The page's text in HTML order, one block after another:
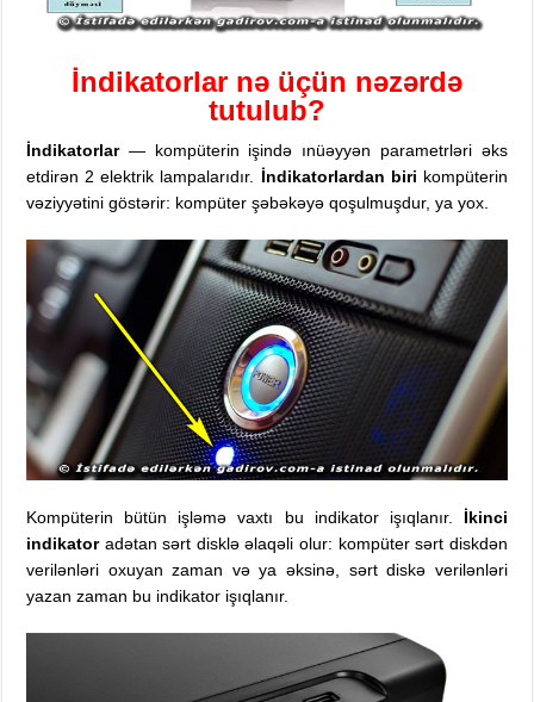
İndikatorlar nə üçün nəzərdə
tutulub?
İndikatorlar— kompüterin işində ınüəyyən parametrləri əks
etdirən 2 elektrik lampalarıdır. İndikatorlardan biri kompüterin
vəziyyətini göstərir: kompüter şəbəkəyə qoşulmuşdur, ya yox.
Kompüterin bütün işləmə vaxtı bu indikator işıqlanır. İkinci
indikatoradətan sərt disklə əlaqəli olur: kompüter sərt diskdən
verilənləri oxuyan zaman və ya əksinə, sərt diskə verilənləri
yazan zaman bu indikator işıqlanır.